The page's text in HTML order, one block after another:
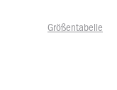
Größentabelle